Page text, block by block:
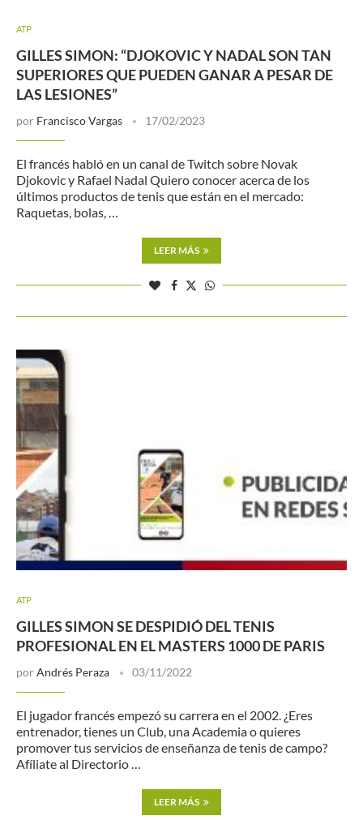
ATP
GILLES SIMON: “DJOKOVIC Y NADAL SON TAN
SUPERIORES QUE PUEDEN GANAR A PESAR DE
LAS LESIONES”
por Francisco Vargas 17/02/2023
El francés habló en un canal de Twitch sobre Novak
Djokovic y Rafael Nadal Quiero conocer acerca de los
últimos productos de tenis que están en el mercado:
Raquetas, bolas, …
LEER MÁS
ATP
GILLES SIMON SE DESPIDIÓ DEL TENIS
PROFESIONAL EN EL MASTERS 1000 DE PARIS
por Andrés Peraza 03/11/2022
El jugador francés empezó su carrera en el 2002. ¿Eres
entrenador, tienes un Club, una Academia o quieres
promover tus servicios de enseñanza de tenis de campo?
Afíliate al Directorio …
LEER MÁS